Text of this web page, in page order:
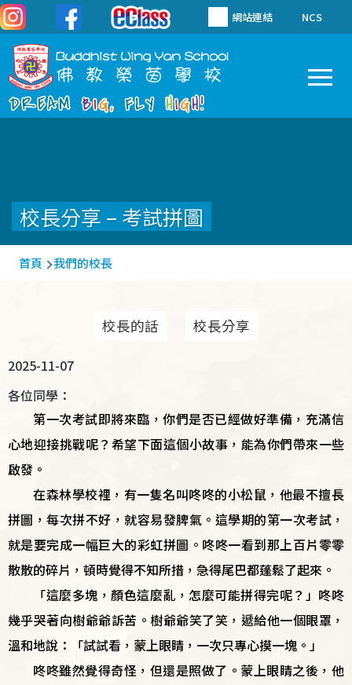
移至主內容 網站連結 NCS
校長分享 – 考試拼圖
導
首頁 我們的校長
校長的話 校長分享
2025-11-07
各位同學：
第一次考試即將來臨，你們是否已經做好準備，充滿信
心地迎接挑戰呢？希望下面這個小故事，能為你們帶來一些
啟發。
在森林學校裡，有一隻名叫咚咚的小松鼠，他最不擅長
拼圖，每次拼不好，就容易發脾氣。這學期的第一次考試，
就是要完成一幅巨大的彩虹拼圖。咚咚一看到那上百片零零
散散的碎片，頓時覺得不知所措，急得尾巴都蓬鬆了起來。
「這麼多塊，顏色這麼亂，怎麼可能拼得完呢？」咚咚
幾乎哭著向樹爺爺訴苦。樹爺爺笑了笑，遞給他一個眼罩，
溫和地說：「試試看，蒙上眼睛，一次只專心摸一塊。」
咚咚雖然覺得奇怪，但還是照做了。蒙上眼睛之後，他